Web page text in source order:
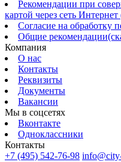
Рекомендации при
картой через сеть Интернет
Согласие на обработку
Общие
Компания
О нас
Контакты
Реквизиты
Документы
Вакансии
Мы в соцсетях
Вконтакте
Одноклассники
Контакты
+7 (495) 542-76-98